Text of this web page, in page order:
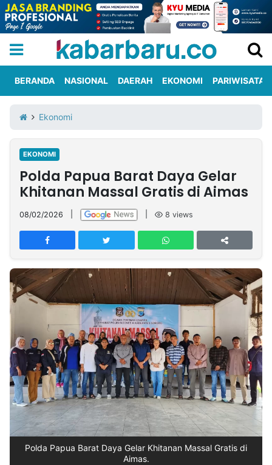
Iklan
Berita
Kami
Nasional
International
Olahraga
Entertainment
Daerah
Pariwisata
Kuliner
Kolom
Network
PT
TREETAN
MULTIMEDIA
INDONESIA
Partner
Insight
NTB
Suara
Time
Lens
IDN
Daily
Jogja
Jalan
Rakyat
Idealita
News
Kita
Notice
Radar
Baru
Seedbacklink
Follow
Kabarbaru
BERANDA NASIONAL DAERAH EKONOMI PARIWISATA
Ekonomi
EKONOMI
Polda Papua Barat Daya Gelar
Khitanan Massal Gratis di Aimas
08/02/2026 8 views
Polda Papua Barat Daya Gelar Khitanan Massal Gratis di
Aimas.